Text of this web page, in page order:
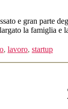
e gran parte
la famiglia e
, lavoro, startup